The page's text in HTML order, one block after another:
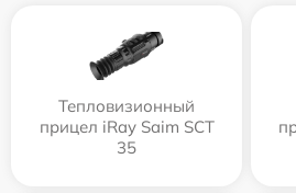
Тепловизионный
прицел iRay Saim SCT
35